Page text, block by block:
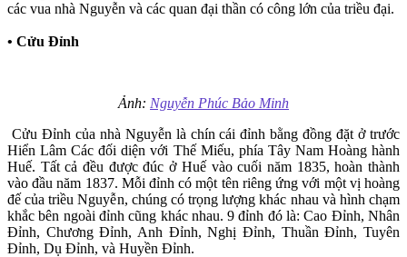
các vua nhà Nguyễn và các quan đại thần có công lớn của triều đại.
• Cửu Đỉnh
Ảnh: Nguyễn Phúc Bảo Minh
Cửu Đỉnh của nhà Nguyễn là chín cái đỉnh bằng đồng đặt ở trước
Hiển Lâm Các đối diện với Thế Miếu, phía Tây Nam Hoàng hành
Huế. Tất cả đều được đúc ở Huế vào cuối năm 1835, hoàn thành
vào đầu năm 1837. Mỗi đỉnh có một tên riêng ứng với một vị hoàng
đế của triều Nguyễn, chúng có trọng lượng khác nhau và hình chạm
khắc bên ngoài đỉnh cũng khác nhau. 9 đỉnh đó là: Cao Đỉnh, Nhân
Đỉnh, Chương Đỉnh, Anh Đỉnh, Nghị Đỉnh, Thuần Đỉnh, Tuyên
Đỉnh, Dụ Đỉnh, và Huyền Đỉnh.